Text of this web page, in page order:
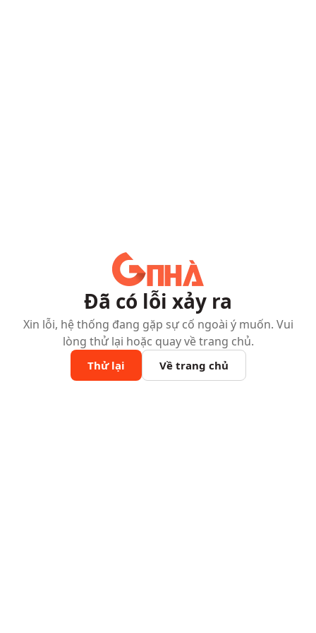
Đã có lỗi xảy ra
Xin lỗi, hệ thống đang gặp sự cố ngoài ý muốn. Vui
lòng thử lại hoặc quay về trang chủ.
Thử lại Về trang chủ